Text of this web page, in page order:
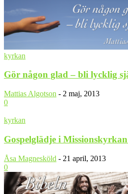
kyrkan
Gör någon glad – bli lycklig
Mattias Algotson - 2 maj, 2013
0
kyrkan
Gospelglädje i
Åsa Magnesköld - 21 april, 2013
0